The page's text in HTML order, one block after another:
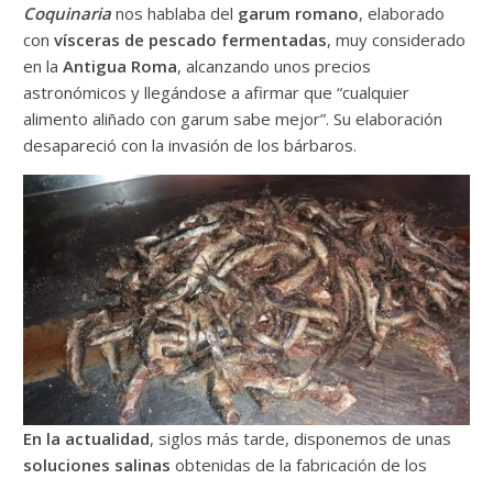
Coquinaria nos hablaba del garum romano, elaborado
convísceras de pescado fermentadas, muy considerado
en laAntigua Roma, alcanzando unos precios
astronómicos y llegándose a afirmar que “cualquier
alimento aliñado con garum sabe mejor”. Su elaboración
desapareció con la invasión de los bárbaros.
En la actualidad, siglos más tarde, disponemos de unas
soluciones salinasobtenidas de la fabricación de los